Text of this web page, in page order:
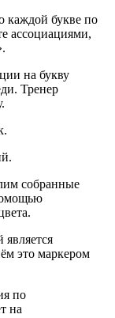
каждой букве по
ассоциациями,
на букву
Тренер
собранные
это маркером
по
на